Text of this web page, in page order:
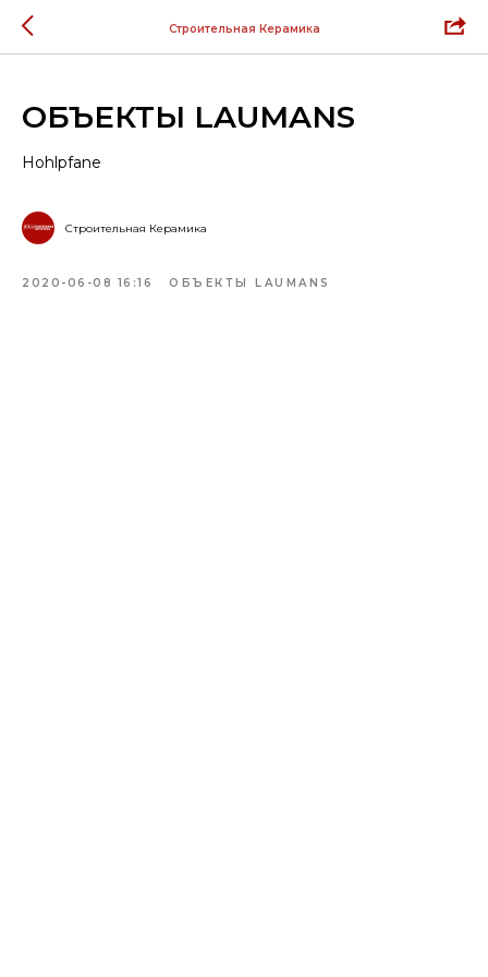
Строительная Керамика
ОБЪЕКТЫ LAUMANS
Hohlpfane
Строительная Керамика
2020-06-08 16:16 ОБЪЕКТЫ LAUMANS